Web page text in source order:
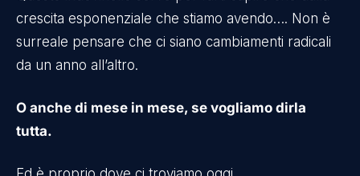
crescita esponenziale che stiamo avendo…. Non è
surreale pensare che ci siano cambiamenti radicali
da un anno all’altro.
O anche di mese in mese, se vogliamo dirla
tutta.